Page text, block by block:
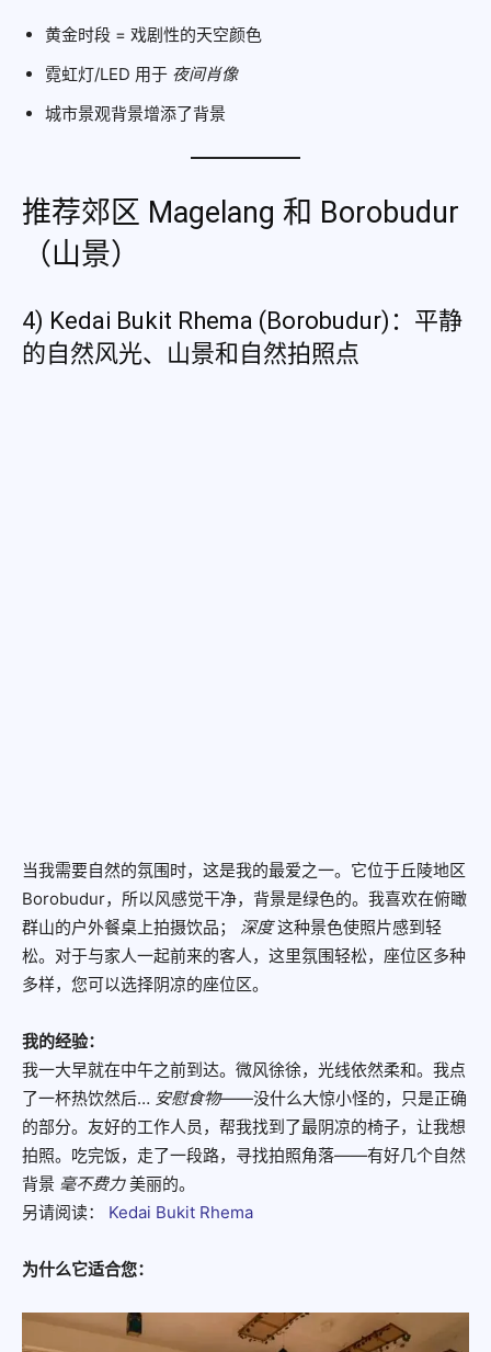
黄金时段 = 戏剧性的天空颜色
霓虹灯/LED 用于 夜间肖像
城市景观背景增添了背景
推荐郊区 Magelang 和 Borobudur
（山景）
4) Kedai Bukit Rhema (Borobudur)：平静
的自然风光、山景和自然拍照点
当我需要自然的氛围时，这是我的最爱之一。它位于丘陵地区
Borobudur，所以风感觉干净，背景是绿色的。我喜欢在俯瞰
群山的户外餐桌上拍摄饮品； 深度这种景色使照片感到轻
松。对于与家人一起前来的客人，这里氛围轻松，座位区多种
多样，您可以选择阴凉的座位区。
我的经验：
我一大早就在中午之前到达。微风徐徐，光线依然柔和。我点
了一杯热饮然后… 安慰食物——没什么大惊小怪的，只是正确
的部分。友好的工作人员，帮我找到了最阴凉的椅子，让我想
拍照。吃完饭，走了一段路，寻找拍照角落——有好几个自然
背景 毫不费力美丽的。
另请阅读： Kedai Bukit Rhema
为什么它适合您：